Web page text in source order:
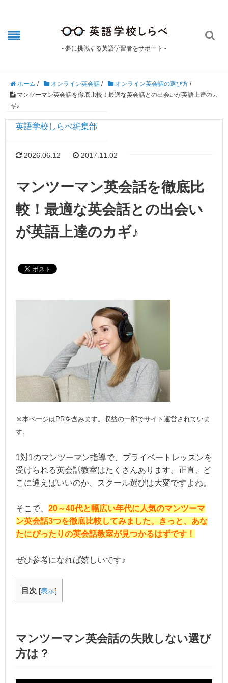
- 夢に挑戦する英語学習者をサポート -

ホーム / オンライン英会話 / オンライン英会話の選び方 /
マンツーマン英会話を徹底比較！最適な英会話との出会いが英語上達のカ
ギ♪
英語学校しらべ編集部
2026.06.12 2017.11.02
マンツーマン英会話を徹底比
較！最適な英会話との出会い
が英語上達のカギ♪
※本ページはPRを含みます。収益の一部でサイト運営されていま
す。
1対1のマンツーマン指導で、プライベートレッスンを
受けられる英会話教室はたくさんあります。正直、ど
こに通えばいいのか、スクール選びは大変ですよね。
そこで、 20～40代と幅広い年代に人気のマンツーマ
ン英会話3つを徹底比較してみました。きっと、あな
たにぴったりの英会話教室が見つかるはずです！
ぜひ参考になれば嬉しいです♪
目次 [表示]
マンツーマン英会話の失敗しない選び
方は？